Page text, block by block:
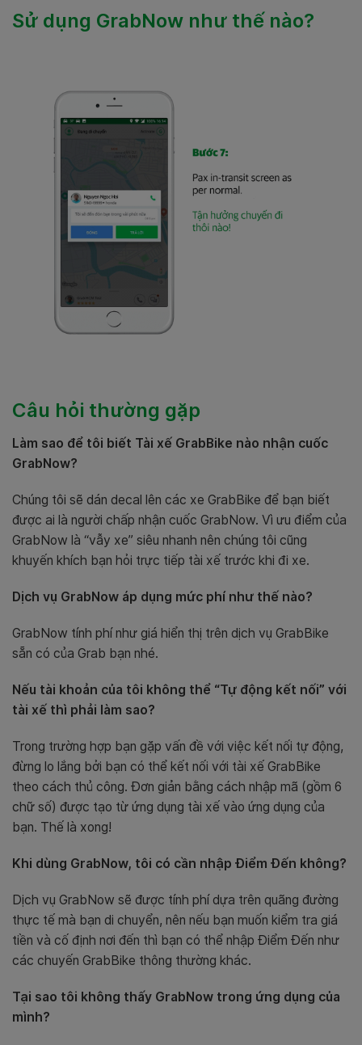
Sử dụng GrabNow như thế nào?
Câu hỏi thường gặp
Làm sao để tôi biết Tài xế GrabBike nào nhận cuốc
GrabNow?
Chúng tôi sẽ dán decal lên các xe GrabBike để bạn biết
được ai là người chấp nhận cuốc GrabNow. Vì ưu điểm của
GrabNow là “vẫy xe” siêu nhanh nên chúng tôi cũng
khuyến khích bạn hỏi trực tiếp tài xế trước khi đi xe.
Dịch vụ GrabNow áp dụng mức phí như thế nào?
GrabNow tính phí như giá hiển thị trên dịch vụ GrabBike
sẵn có của Grab bạn nhé.
Nếu tài khoản của tôi không thể “Tự động kết nối” với
tài xế thì phải làm sao?
Trong trường hợp bạn gặp vấn đề với việc kết nối tự động,
đừng lo lắng bởi bạn có thể kết nối với tài xế GrabBike
theo cách thủ công. Đơn giản bằng cách nhập mã (gồm 6
chữ số) được tạo từ ứng dụng tài xế vào ứng dụng của
bạn. Thế là xong!
Khi dùng GrabNow, tôi có cần nhập Điểm Đến không?
Dịch vụ GrabNow sẽ được tính phí dựa trên quãng đường
thực tế mà bạn di chuyển, nên nếu bạn muốn kiểm tra giá
tiền và cố định nơi đến thì bạn có thể nhập Điểm Đến như
các chuyến GrabBike thông thường khác.
Tại sao tôi không thấy GrabNow trong ứng dụng của
mình?